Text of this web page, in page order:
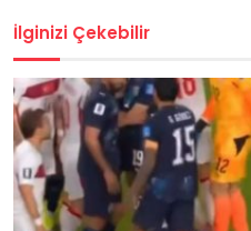
İlginizi Çekebilir